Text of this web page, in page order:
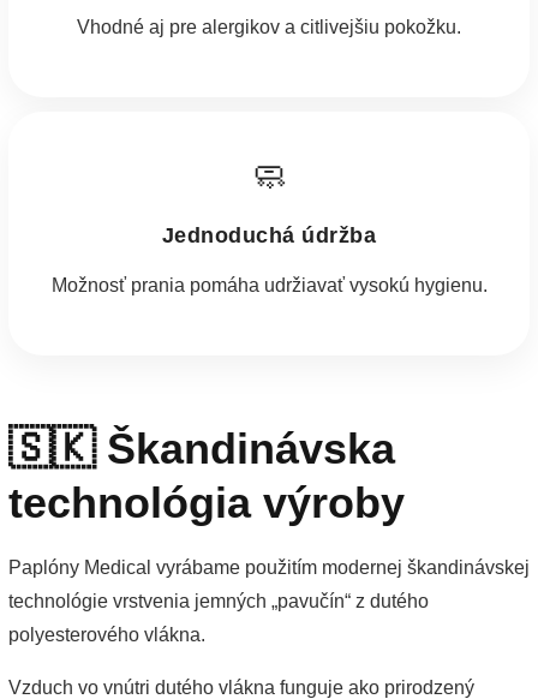
Vhodné aj pre alergikov a citlivejšiu pokožku.
🧼
Jednoduchá údržba
Možnosť prania pomáha udržiavať vysokú hygienu.
🇸🇰 Škandinávska
technológia výroby
Paplóny Medical vyrábame použitím modernej škandinávskej
technológie vrstvenia jemných „pavučín“ z dutého
polyesterového vlákna.
Vzduch vo vnútri dutého vlákna funguje ako prirodzený